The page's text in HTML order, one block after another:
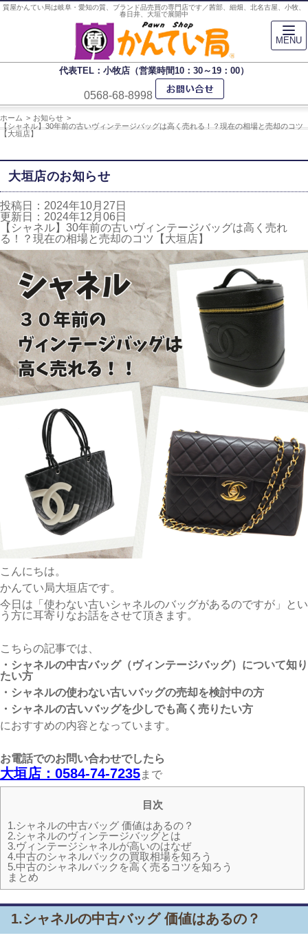
質屋かんてい局は岐阜・愛知の質、ブランド品売買の専門店です／茜部、細畑、北名古屋、小牧、
春日井、大垣で展開中
代表TEL：小牧店（営業時間10：30～19：00）
0568-68-8998
ホーム
お知らせ
【シャネル】30年前の古いヴィンテージバッグは高く売れる！？現在の相場と売却のコツ
【大垣店】
大垣店のお知らせ
投稿日：2024年10月27日
更新日：2024年12月06日
【シャネル】30年前の古いヴィンテージバッグは高く売れ
る！？現在の相場と売却のコツ【大垣店】
こんにちは。
かんてい局大垣店です。
今日は「使わない古いシャネルのバッグがあるのですが」とい
う方に耳寄りなお話をさせて頂きます。
こちらの記事では、
・シャネルの中古バッグ（ヴィンテージバッグ）について知り
たい方
・シャネルの使わない古いバッグの売却を検討中の方
・シャネルの古いバッグを少しでも高く売りたい方
におすすめの内容となっています。
お電話でのお問い合わせでしたら
大垣店：0584-74-7235まで
目次
1.シャネルの中古バッグ 価値はあるの？
2.シャネルのヴィンテージバッグとは
3.ヴィンテージシャネルが高いのはなぜ
4.中古のシャネルバックの買取相場を知ろう
5.中古のシャネルバックを高く売るコツを知ろう
まとめ
1.シャネルの中古バッグ 価値はあるの？
MENU